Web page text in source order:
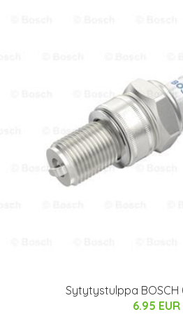
Sytytystulppa BOSCH
6.95 EUR